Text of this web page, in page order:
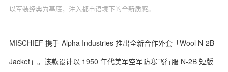
以军装经典为基底，注入都市语境下的全新质感。
MISCHIEF 携手 Alpha Industries 推出全新合作外套「Wool N-2B
Jacket」。该款设计以 1950 年代美军空军防寒飞行服 N-2B 短版